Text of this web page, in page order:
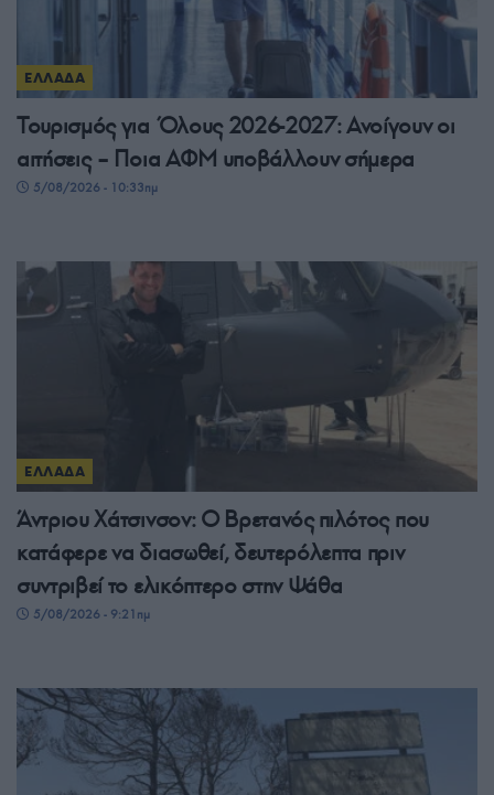
ΕΛΛΑΔΑ
Τουρισμός για Όλους 2026-2027: Ανοίγουν οι
αιτήσεις – Ποια ΑΦΜ υποβάλλουν σήμερα
5/08/2026 - 10:33πμ
ΕΛΛΑΔΑ
Άντριου Χάτσινσον: Ο Βρετανός πιλότος που
κατάφερε να διασωθεί, δευτερόλεπτα πριν
συντριβεί το ελικόπτερο στην Ψάθα
5/08/2026 - 9:21πμ